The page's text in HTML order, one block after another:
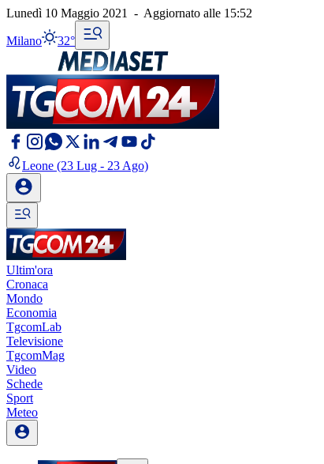
Lunedì 10 Maggio 2021 - Aggiornato alle 15:52
Milano 32°
Leone (23 Lug - 23 Ago)
Ultim'ora
Cronaca
Mondo
Economia
TgcomLab
Televisione
TgcomMag
Video
Schede
Sport
Meteo